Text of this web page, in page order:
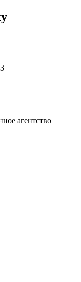
агентство